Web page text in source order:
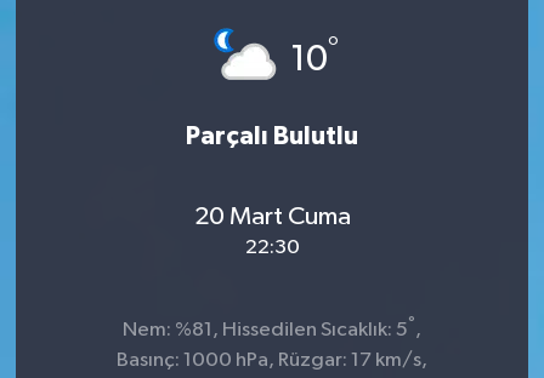
10°
Parçalı Bulutlu
20 Mart Cuma
22:30
Nem: %81, Hissedilen Sıcaklık: 5° ,
Basınç: 1000 hPa, Rüzgar: 17 km/s,